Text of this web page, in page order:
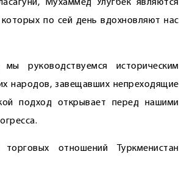
Мухаммед Улугбек являются
по сей день вдохновляют нас
руководствуемся историческим
народов, завещавших непреходящие
подход открывает перед нашими
отношений Туркменистан